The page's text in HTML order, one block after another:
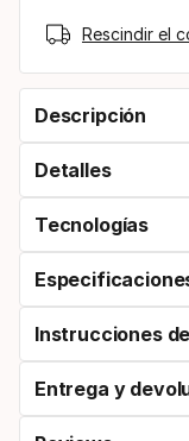
Rescindir el
Descripción
Detalles
Tecnologías
Instrucciones
Entrega y